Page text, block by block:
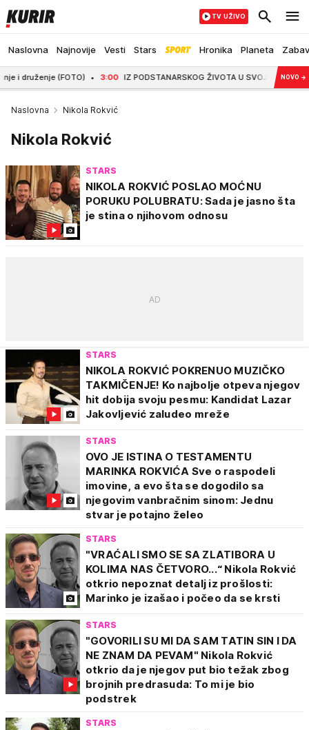
Naslovna Najnovije Vesti Stars Hronika Planeta
TV UŽIVO
(FOTO) 3:00 IZ PODSTANARSKOG ŽIVOTA U SVOJ DOM! MladaNOVO →
Naslovna Nikola Rokvić
Nikola Rokvić
STARS
NIKOLA ROKVIĆ POSLAO MOĆNU
PORUKU POLUBRATU: Sada je jasno šta
je stina o njihovom odnosu
STARS
NIKOLA ROKVIĆ POKRENUO MUZIČKO
TAKMIČENJE! Ko najbolje otpeva njegov
hit dobija svoju pesmu: Kandidat Lazar
Jakovljević zaludeo mreže
STARS
OVO JE ISTINA O TESTAMENTU
MARINKA ROKVIĆA Sve o raspodeli
imovine, a evo šta se dogodilo sa
njegovim vanbračnim sinom: Jednu
stvar je potajno želeo
STARS
"VRAĆALI SMO SE SA ZLATIBORA U
KOLIMA NAS ČETVORO...“ Nikola Rokvić
otkrio nepoznat detalj iz prošlosti:
Marinko je izašao i počeo da se krsti
STARS
"GOVORILI SU MI DA SAM TATIN SIN I DA
NE ZNAM DA PEVAM" Nikola Rokvić
otkrio da je njegov put bio težak zbog
brojnih predrasuda: To mi je bio
podstrek
STARS